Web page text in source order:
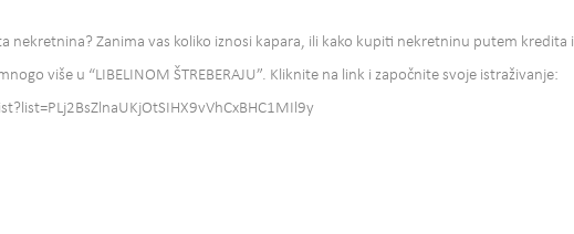
nekretnina? Zanima vas koliko iznosi kapara, ili kako kupiti nekretninu putem kredita i
više u “LIBELINOM ŠTREBERAJU”. Kliknite na link i započnite svoje istraživanje: